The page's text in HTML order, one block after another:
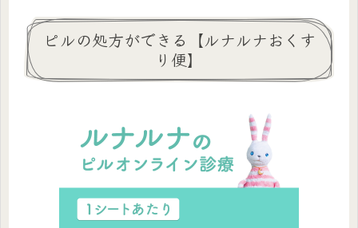
ピルの処方ができる【ルナルナおくす
り便】